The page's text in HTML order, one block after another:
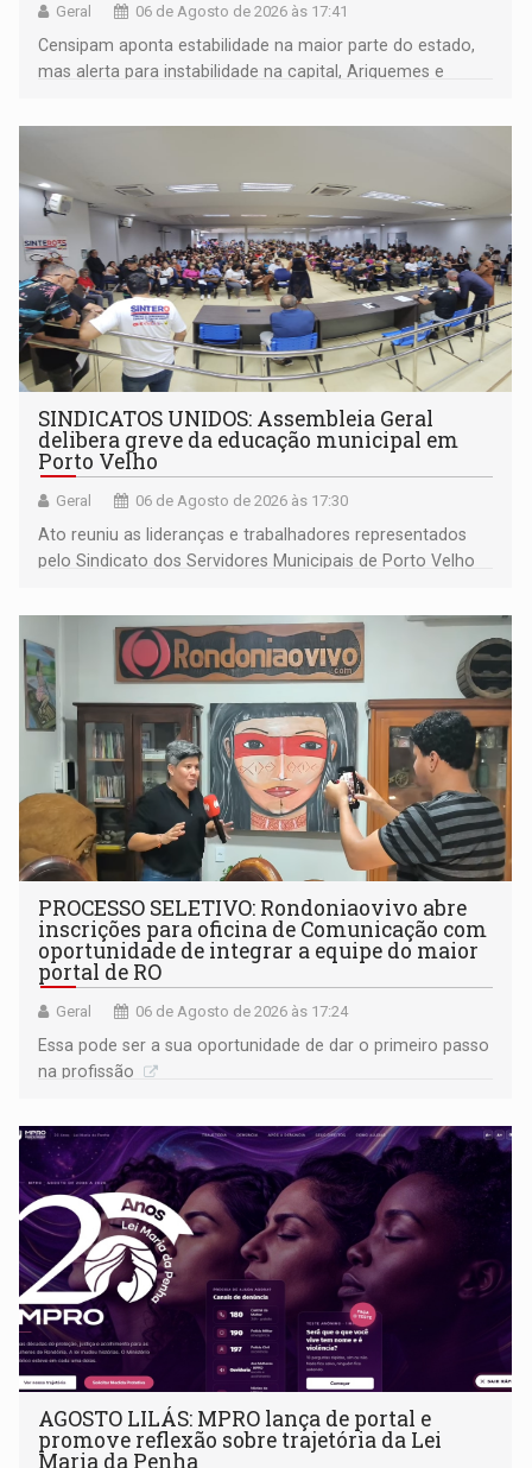
Geral 06 de Agosto de 2026 às 17:41
Censipam aponta estabilidade na maior parte do estado,
mas alerta para instabilidade na capital, Ariquemes e
SINDICATOS UNIDOS: Assembleia Geral
delibera greve da educação municipal em
Porto Velho
Geral 06 de Agosto de 2026 às 17:30
Ato reuniu as lideranças e trabalhadores representados
pelo Sindicato dos Servidores Municipais de Porto Velho
PROCESSO SELETIVO: Rondoniaovivo abre
inscrições para oficina de Comunicação com
oportunidade de integrar a equipe do maior
portal de RO
Geral 06 de Agosto de 2026 às 17:24
Essa pode ser a sua oportunidade de dar o primeiro passo
na profissão
AGOSTO LILÁS: MPRO lança de portal e
promove reflexão sobre trajetória da Lei
Maria da Penha